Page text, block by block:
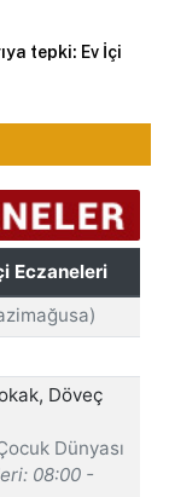
tepki: Ev İçi